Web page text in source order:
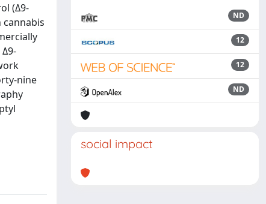
(Δ9-
nine
ND
12
12
ND
social impact